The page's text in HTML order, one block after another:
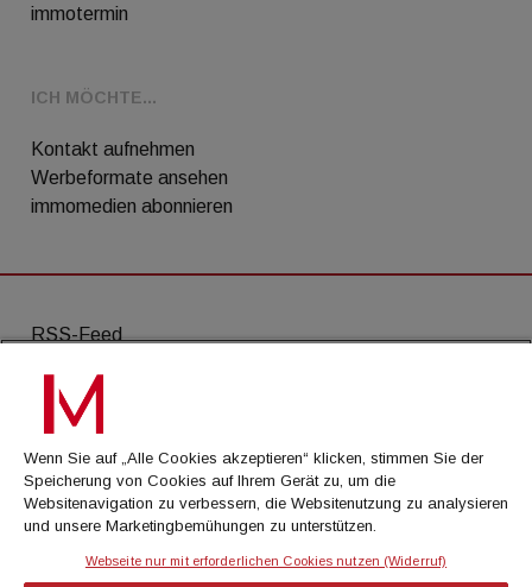
immotermin
ICH MÖCHTE...
Kontakt aufnehmen
Werbeformate ansehen
immomedien abonnieren
RSS-Feed
AGB
Datenschutz
Kontakt
Impressum
Wenn Sie auf „Alle Cookies akzeptieren“ klicken, stimmen Sie der
Speicherung von Cookies auf Ihrem Gerät zu, um die
Websitenavigation zu verbessern, die Websitenutzung zu analysieren
und unsere Marketingbemühungen zu unterstützen.
Webseite nur mit erforderlichen Cookies nutzen (Widerruf)